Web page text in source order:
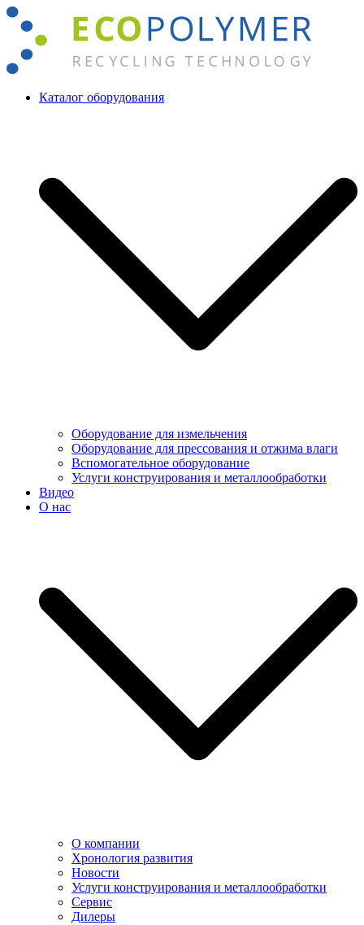
Перейти
содержимому
Каталог оборудования
Оборудование для измельчения
Оборудование для прессования и отжима влаги
Вспомогательное оборудование
Услуги конструирования и металлообработки
Видео
О нас
О компании
Хронология развития
Новости
Услуги конструирования и металлообработки
Сервис
Дилеры